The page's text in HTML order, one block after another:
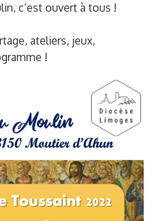
c’est ouvert à tous !
ateliers, jeux,
!